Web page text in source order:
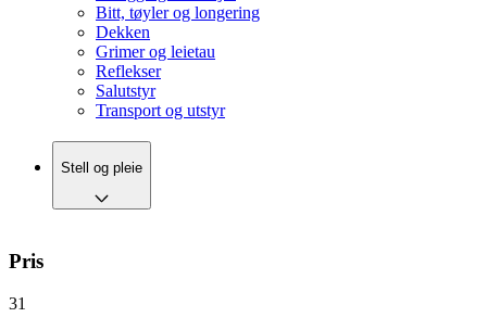
Bitt, tøyler og longering
Dekken
Grimer og leietau
Reflekser
Salutstyr
Transport og utstyr
Stell og pleie
Pris
31